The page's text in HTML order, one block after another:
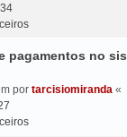
pagamentos no
por tarcisiomiranda «